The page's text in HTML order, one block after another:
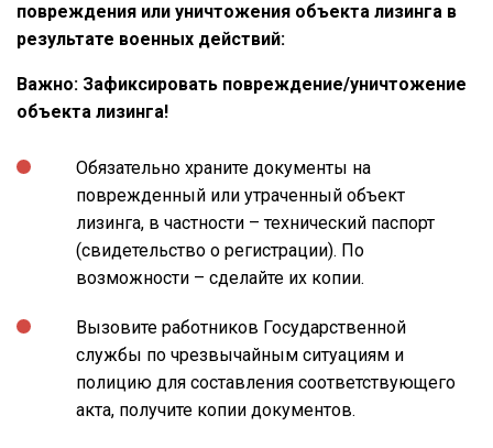
повреждения или уничтожения объекта лизинга в
результате военных действий:
Важно: Зафиксировать повреждение/уничтожение
объекта лизинга!
Обязательно храните документы на
поврежденный или утраченный объект
лизинга, в частности – технический паспорт
(свидетельство о регистрации). По
возможности – сделайте их копии.
Вызовите работников Государственной
службы по чрезвычайным ситуациям и
полицию для составления соответствующего
акта, получите копии документов.